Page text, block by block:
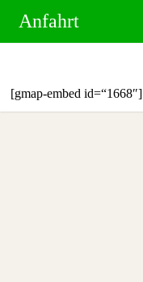
Inhalt
springen
Anfahrt
[gmap-embed id=“1668″]